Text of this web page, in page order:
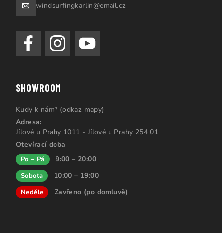
windsurfingkarlin@email.cz
SHOWROOM
Kudy k nám? (odkaz mapy)
Adresa:
Jílové u Prahy 1011 - Jílové u Prahy 254 01
Otevírací doba
Po – Pá 9:00 – 20:00
Sobota 10:00 – 19:00
Neděle Zavřeno (po domluvě)